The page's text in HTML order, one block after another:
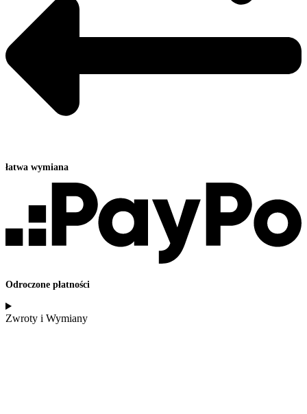
łatwa wymiana
Odroczone płatności
Zwroty i Wymiany